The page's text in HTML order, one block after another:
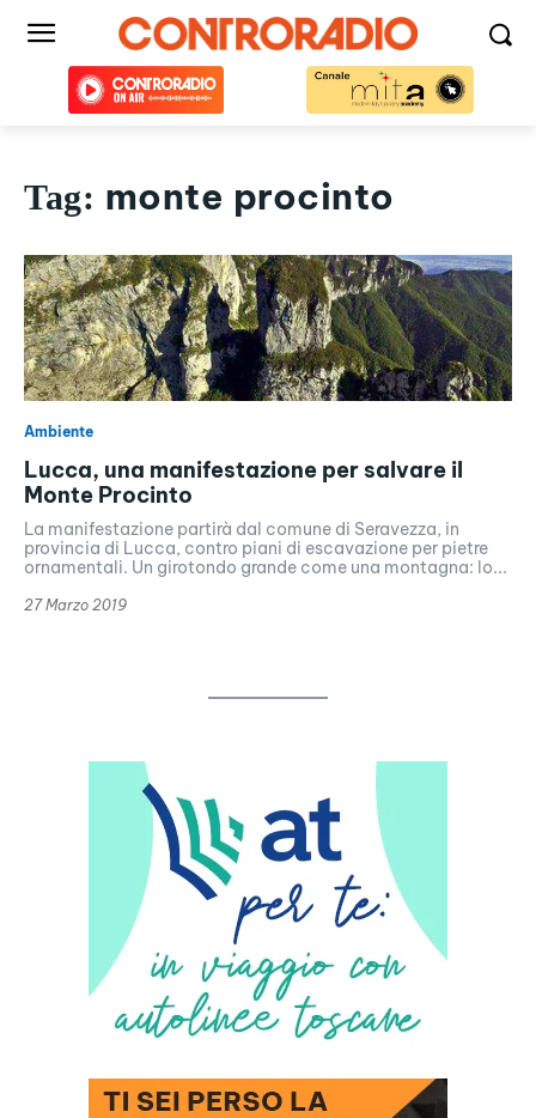
Tag: monte procinto
Ambiente
Lucca, una manifestazione per salvare il
Monte Procinto
La manifestazione partirà dal comune di Seravezza, in
provincia di Lucca, contro piani di escavazione per pietre
ornamentali. Un girotondo grande come una montagna: lo...
27 Marzo 2019